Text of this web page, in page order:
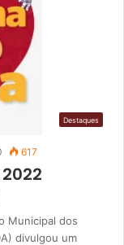
Destaques
617
Municipal dos
divulgou um